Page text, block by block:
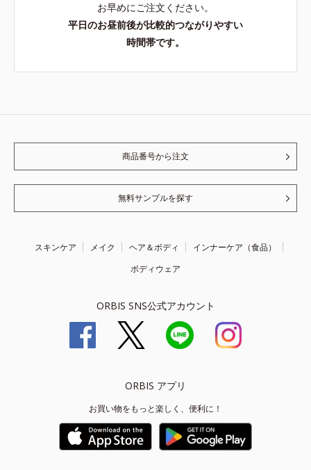
お早めにご注文ください。
平日のお昼前後が比較的つながりやすい
時間帯です。
商品番号から注文
無料サンプルを探す
スキンケア メイク ヘア＆ボディ
インナーケア（食品）
ボディウェア
ORBIS SNS公式アカウント
ORBIS アプリ
お買い物をもっと楽しく、便利に！